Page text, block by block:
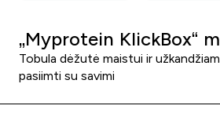
„Myprotein KlickBox“
Tobula dėžutė maistui ir
pasiimti su savimi